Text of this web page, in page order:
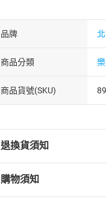
品牌
商品分類
商品貨號(SKU)
退換貨須知
退換貨規定：
(一)依消費者保護法
購物須知